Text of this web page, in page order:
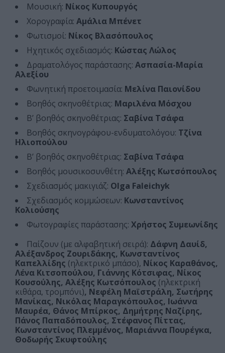
Μουσική: Νίκος Κυπουργός
Χορογραφία: Αμάλια Μπένετ
Φωτισμοί: Νίκος Βλασόπουλος
Ηχητικός σχεδιασμός: Κώστας Λώλος
Δραματολόγος παράστασης: Ασπασία-Μαρία
Αλεξίου
Φωνητική προετοιμασία: Μελίνα Παιονίδου
Βοηθός σκηνοθέτριας: Μαριλένα Μόσχου
Β’ βοηθός σκηνοθέτριας: Σαβίνα Τσάφα
Βοηθός σκηνογράφου-ενδυματολόγου: Τζίνα
Ηλιοπούλου
Β’ βοηθός σκηνοθέτριας: Σαβίνα Τσάφα
Βοηθός μουσικοσυνθέτη: Αλέξης Κωτσόπουλος
Σχεδιασμός μακιγιάζ: Olga Faleichyk
Σχεδιασμός κομμώσεων: Κωνσταντίνος
Κολιούσης
Φωτογραφίες παράστασης: Χρήστος Συμεωνίδης
Παίζουν (με αλφαβητική σειρά): Δάφνη Δαυίδ,
Αλέξανδρος Ζουριδάκης, Κωνσταντίνος
Καπελλίδης (ηλεκτρικό μπάσο), Νίκος Καραθάνος,
Λένα Κιτσοπούλου, Γιάννης Κότσιφας, Νίκος
Κουσούλης, Αλέξης Κωτσόπουλος (ηλεκτρική
κιθάρα, τρομπόνι), Νεφέλη Μαϊστράλη, Σωτήρης
Μανίκας, Νικόλας Μαραγκόπουλος, Ιωάννα
Μαυρέα, Θάνος Μπίρκος, Δημήτρης Ναζίρης,
Πάνος Παπαδόπουλος, Στέφανος Πίττας,
Κωνσταντίνος Πλεμμένος, Μαριάννα Πουρέγκα,
Θοδωρής Σκυφτούλης